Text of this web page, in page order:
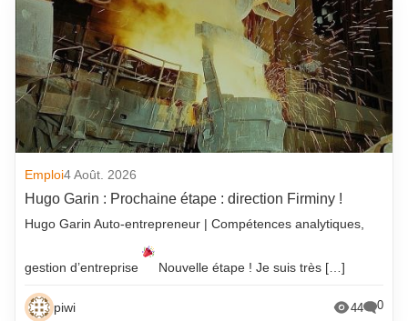
Emploi4 Août. 2026
Hugo Garin : Prochaine étape : direction Firminy !
Hugo Garin Auto-entrepreneur | Compétences analytiques,
gestion d’entreprise Nouvelle étape ! Je suis très […]
piwi 44 0